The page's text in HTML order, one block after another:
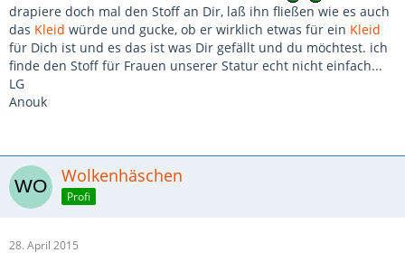
drapiere doch mal den Stoff an Dir, laß ihn fließen wie es auch
das Kleid würde und gucke, ob er wirklich etwas für ein Kleid
für Dich ist und es das ist was Dir gefällt und du möchtest. ich
finde den Stoff für Frauen unserer Statur echt nicht einfach...
LG
Anouk
Wolkenhäschen
Profi
28. April 2015